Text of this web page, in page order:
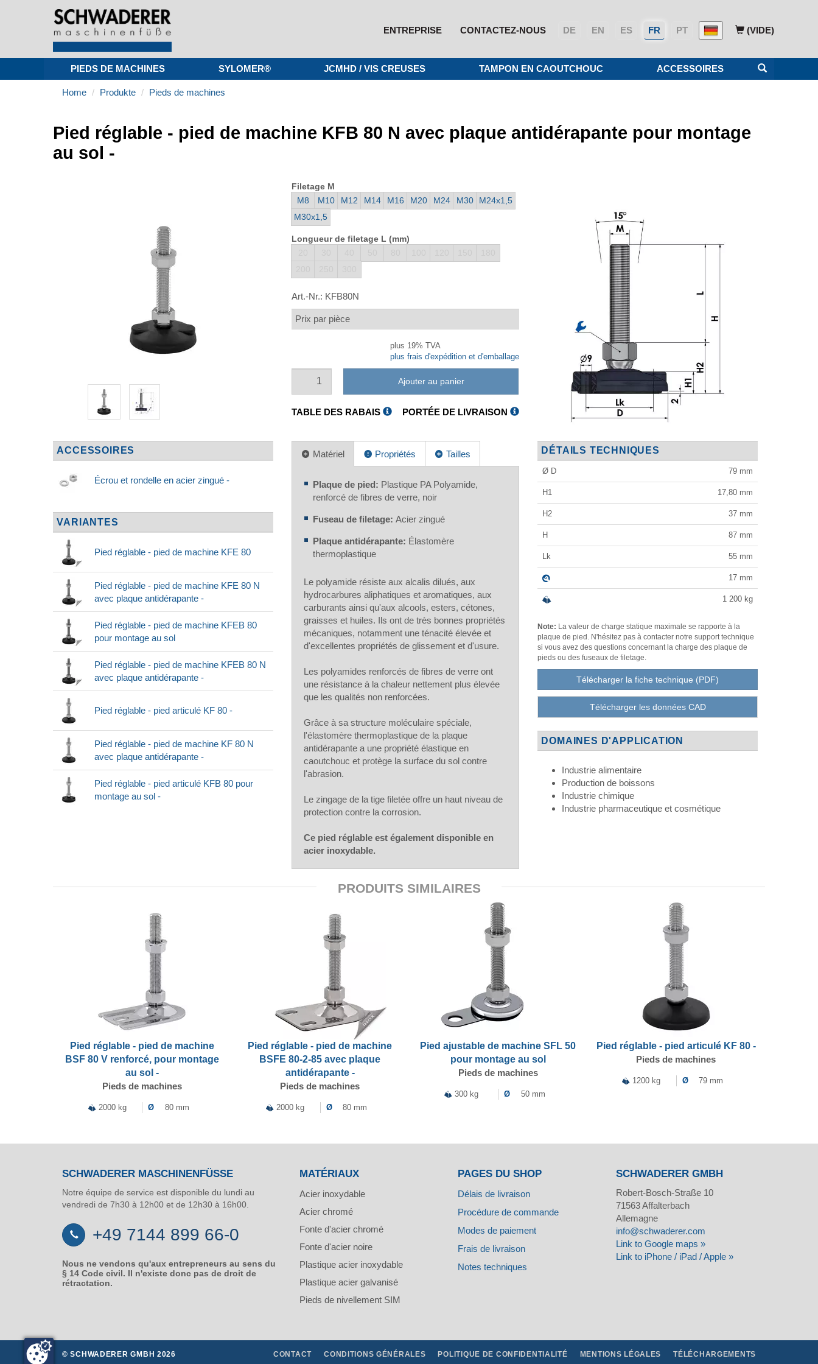
(VIDE)
ENTREPRISE PT
FR
ES
EN
DE
CONTACTEZ-NOUS
PIEDS DE MACHINES SYLOMER® JCMHD / VIS CREUSES TAMPON EN CAOUTCHOUC ACCESSOIRES
Home Produkte Pieds de machines
Pied réglable - pied de machine KFB 80 N avec plaque antidérapante pour montage
au sol -
Filetage M
M8 M10 M12 M14 M16 M20 M24 M30
M24x1,5
M30x1,5
Longueur de filetage L (mm)
Art.-Nr.: KFB80N
Prix par pièce
plus 19% TVA
plus frais d'expédition et d'emballage
Ajouter au panier
TABLE DES RABAIS PORTÉE DE LIVRAISON
ACCESSOIRES
Écrou et rondelle en acier zingué -
VARIANTES
Pied réglable - pied de machine KFE 80
Pied réglable - pied de machine KFE 80 N
avec plaque antidérapante -
Pied réglable - pied de machine KFEB 80
pour montage au sol
Pied réglable - pied de machine KFEB 80 N
avec plaque antidérapante -
Pied réglable - pied articulé KF 80 -
Pied réglable - pied de machine KF 80 N
avec plaque antidérapante -
Pied réglable - pied articulé KFB 80 pour
montage au sol -
Matériel Propriétés Tailles
Plaque de pied: Plastique PA Polyamide,
renforcé de fibres de verre, noir
Fuseau de filetage:Acier zingué
Plaque antidérapante: Élastomère
thermoplastique
Le polyamide résiste aux alcalis dilués, aux
hydrocarbures aliphatiques et aromatiques, aux
carburants ainsi qu'aux alcools, esters, cétones,
graisses et huiles. Ils ont de très bonnes propriétés
mécaniques, notamment une ténacité élevée et
d'excellentes propriétés de glissement et d'usure.
Les polyamides renforcés de fibres de verre ont
une résistance à la chaleur nettement plus élevée
que les qualités non renforcées.
Grâce à sa structure moléculaire spéciale,
l'élastomère thermoplastique de la plaque
antidérapante a une propriété élastique en
caoutchouc et protège la surface du sol contre
l'abrasion.
Le zingage de la tige filetée offre un haut niveau de
protection contre la corrosion.
Ce pied réglable est également disponible en
acier inoxydable.
DÉTAILS TECHNIQUES
Ø D 79mm
H1 17,80mm
H2 37mm
H 87mm
Lk 55mm
17mm
1 200kg
Note: La valeur de charge statique maximale se rapporte à la
plaque de pied. N'hésitez pas à contacter notre support technique
si vous avez des questions concernant la charge des plaque de
pieds ou des fuseaux de filetage.
Télécharger la fiche technique (PDF)
Télécharger les données CAD
DOMAINES D'APPLICATION
Industrie alimentaire
Production de boissons
Industrie chimique
Industrie pharmaceutique et cosmétique
PRODUITS SIMILAIRES
Pied réglable - pied de machine
BSF 80 V renforcé, pour montage
au sol -
Pieds de machines
2000 kg Ø 80 mm
Pied réglable - pied de machine
BSFE 80-2-85 avec plaque
antidérapante -
Pieds de machines
2000 kg Ø 80 mm
Pied ajustable de machine SFL 50
pour montage au sol
Pieds de machines
300 kg Ø 50 mm
Pied réglable - pied articulé KF 80 -
Pieds de machines
1200 kg Ø 79 mm
SCHWADERER MASCHINENFÜSSE
Notre équipe de service est disponible du lundi au
vendredi de 7h30 à 12h00 et de 12h30 à 16h00.
+49 7144 899 66-0
Nous ne vendons qu'aux entrepreneurs au sens du
§ 14 Code civil. Il n'existe donc pas de droit de
rétractation.
MATÉRIAUX
Acier inoxydable
Acier chromé
Fonte d'acier chromé
Fonte d'acier noire
Plastique acier inoxydable
Plastique acier galvanisé
Pieds de nivellement SIM
PAGES DU SHOP
Délais de livraison
Procédure de commande
Modes de paiement
Frais de livraison
Notes techniques
SCHWADERER GMBH
Robert-Bosch-Straße 10
71563Affalterbach
Allemagne
info@schwaderer.com
Link to Google maps »
Link to iPhone / iPad / Apple »
© SCHWADERER GMBH 2026 CONTACT CONDITIONS GÉNÉRALES POLITIQUE DE CONFIDENTIALITÉ MENTIONS LÉGALES TÉLÉCHARGEMENTS